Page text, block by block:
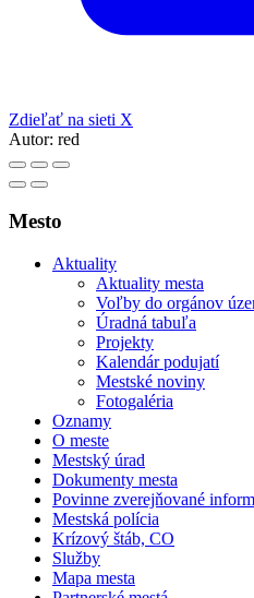
Zdieľať na sieti X
Autor: red
Mesto
Aktuality
Aktuality mesta
Voľby do orgánov
Úradná tabuľa
Projekty
Kalendár podujatí
Mestské noviny
Fotogaléria
Oznamy
O meste
Mestský úrad
Dokumenty mesta
Povinne zverejňované
Mestská polícia
Krízový štáb, CO
Služby
Mapa mesta